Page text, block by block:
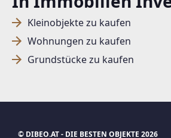
Kleinobjekte zu kaufen
Wohnungen zu kaufen
Grundstücke zu kaufen
Ich stimme der Verarbeitung
in den
zu.
© DIBEO.AT - DIE BESTEN OBJEKTE 2026